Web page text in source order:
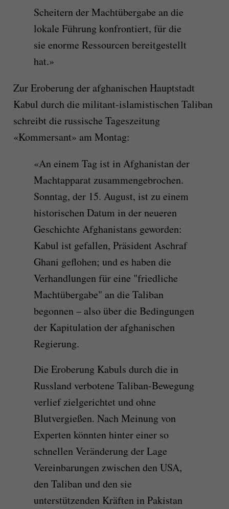
Scheitern der Machtübergabe an die
lokale Führung konfrontiert, für die
sie enorme Ressourcen bereitgestellt
hat.»
Zur Eroberung der afghanischen Hauptstadt
Kabul durch die militant-islamistischen Taliban
schreibt die russische Tageszeitung
«Kommersant» am Montag:
«An einem Tag ist in Afghanistan der
Machtapparat zusammengebrochen.
Sonntag, der 15. August, ist zu einem
historischen Datum in der neueren
Geschichte Afghanistans geworden:
Kabul ist gefallen, Präsident Aschraf
Ghani geflohen; und es haben die
Verhandlungen für eine "friedliche
Machtübergabe" an die Taliban
begonnen – also über die Bedingungen
der Kapitulation der afghanischen
Regierung.
Die Eroberung Kabuls durch die in
Russland verbotene Taliban-Bewegung
verlief zielgerichtet und ohne
Blutvergießen. Nach Meinung von
Experten könnten hinter einer so
schnellen Veränderung der Lage
Vereinbarungen zwischen den USA,
den Taliban und den sie
unterstützenden Kräften in Pakistan